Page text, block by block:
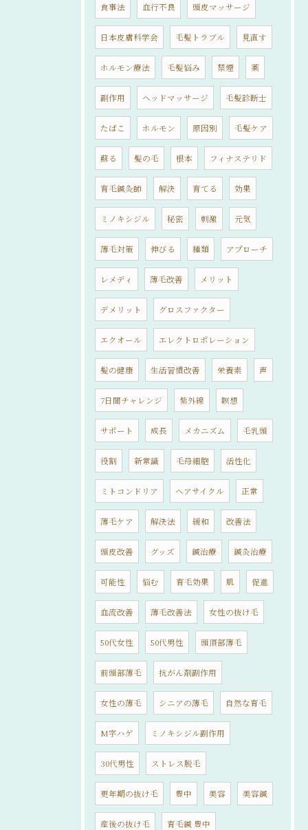
食事法 血行不良 頭皮マッサージ
日本皮膚科学会 毛髪トラブル 見直す
ホルモン療法 毛髪悩み 禁煙 薬
副作用 ヘッドマッサージ 毛髪診断士
たばこ ホルモン 原因別 毛髪ケア
蘇る 髪の毛 根本 フィナステリド
育毛鍼灸師 解決 育てる 効果
ミノキシジル 秘密 刺激 元気
薄毛対策 伸びる 種類 アプローチ
レメディ 薄毛改善 メリット
デメリット グロスファクター
エクオール エレクトロポレーション
髪の健康 生活習慣改善 栄養素 声
7日間チャレンジ 紫外線 瞑想
サポート 成長 メカニズム 毛乳頭
役割 新常識 毛母細胞 活性化
ミトコンドリア ヘアサイクル 正常
薄毛ケア 解決法 緩和 改善法
頭皮改善 グッズ 鍼治療 鍼灸治療
可能性 悩む 育毛効果 肌 促進
血流改善 薄毛改善法 女性の抜け毛
50代女性 50代男性 頭頂部薄毛
前頭部薄毛 抗がん剤副作用
女性の薄毛 シニアの薄毛 自然な育毛
M字ハゲ ミノキシジル副作用
30代男性 ストレス脱毛
更年期の抜け毛 豊中 美容 美容鍼
産後の抜け毛 育毛鍼 豊中